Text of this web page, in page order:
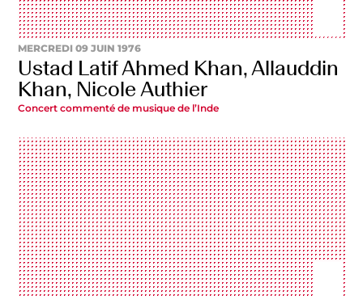
MERCREDI 09 JUIN 1976
Ustad Latif Ahmed Khan, Allauddin
Khan, Nicole Authier
Concert commenté de musique de l’Inde